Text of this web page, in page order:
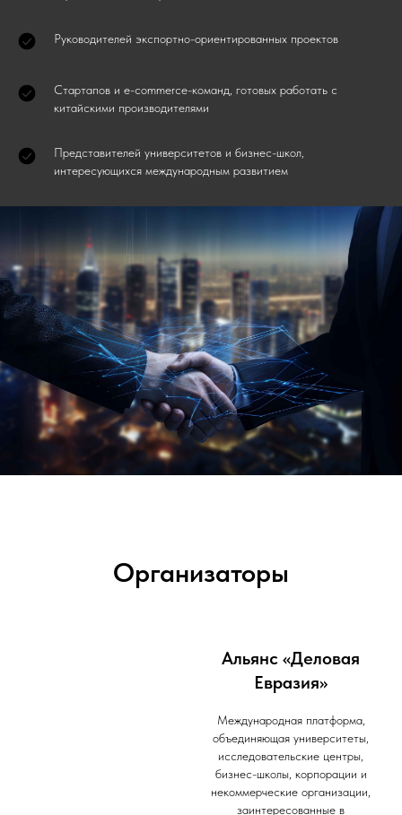
Руководителей экспортно-ориентированных проектов
Стартапов и e-commerce-команд, готовых работать с
китайскими производителями
Представителей университетов и бизнес-школ,
интересующихся международным развитием
Организаторы
Альянс «Деловая
Евразия»
Международная платформа,
объединяющая университеты,
исследовательские центры,
бизнес-школы, корпорации и
некоммерческие организации,
заинтересованные в